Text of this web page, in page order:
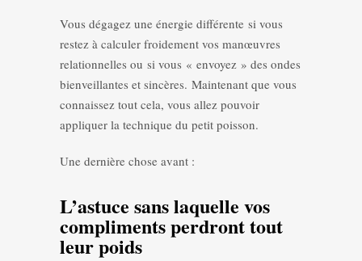
Vous dégagez une énergie différente si vous
restez à calculer froidement vos manœuvres
relationnelles ou si vous « envoyez » des ondes
bienveillantes et sincères. Maintenant que vous
connaissez tout cela, vous allez pouvoir
appliquer la technique du petit poisson.
Une dernière chose avant :
L’astuce sans laquelle vos
compliments perdront tout
leur poids